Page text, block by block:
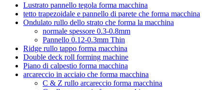
Lustrato pannello tegola forma macchina
tetto trapezoidale e pannello di parete che forma macchina
Ondulato rullo dello strato che forma la macchina
normale spessore 0.3-0.8mm
Pannello 0.12-0.3mm Thin
Ridge rullo tappo forma macchina
Double deck roll forming machine
Piano di calpestio forma macchina
arcareccio in acciaio che forma macchina
C & Z rullo arcareccio forma macchina